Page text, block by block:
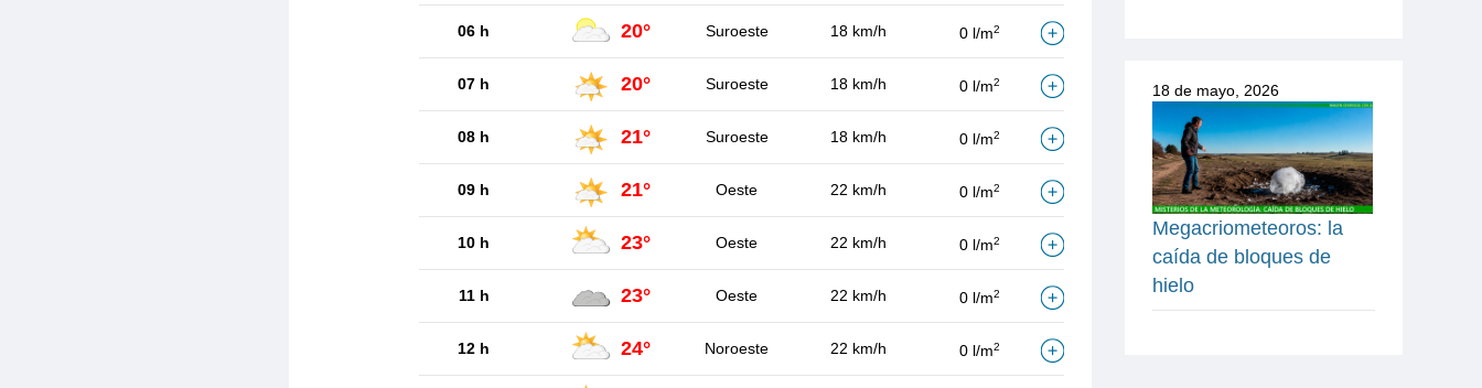
06 h 20° Suroeste 18 km/h 0 l/m2
07 h 20° Suroeste 18 km/h 0 l/m2
08 h 21° Suroeste 18 km/h 0 l/m2
09 h 21° Oeste 22 km/h 0 l/m2
10 h 23° Oeste 22 km/h 0 l/m2
11 h 23° Oeste 22 km/h 0 l/m2
12 h 24° Noroeste 22 km/h 0 l/m2
18 de mayo, 2026
Megacriometeoros: la
caída de bloques de
hielo